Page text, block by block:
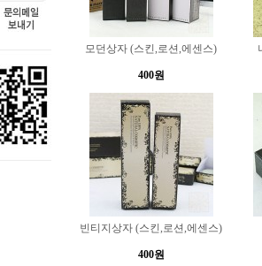
모던상자 (스킨,로션,에센스)
400원
빈티지상자 (스킨,로션,에센스)
400원